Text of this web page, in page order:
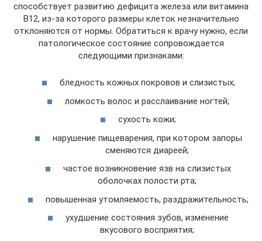
способствует развитию дефицита железа или витамина
В12, из-за которого размеры клеток незначительно
отклоняются от нормы. Обратиться к врачу нужно, если
патологическое состояние сопровождается
следующими признаками:
бледность кожных покровов и слизистых;
ломкость волос и расслаивание ногтей;
сухость кожи;
нарушение пищеварения, при котором запоры
сменяются диареей;
частое возникновение язв на слизистых
оболочках полости рта;
повышенная утомляемость, раздражительность;
ухудшение состояния зубов, изменение
вкусового восприятия;